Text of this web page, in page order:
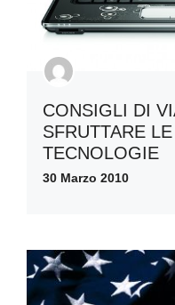
CONSIGLI DI
SFRUTTARE
TECNOLOGIE
30 Marzo 2010